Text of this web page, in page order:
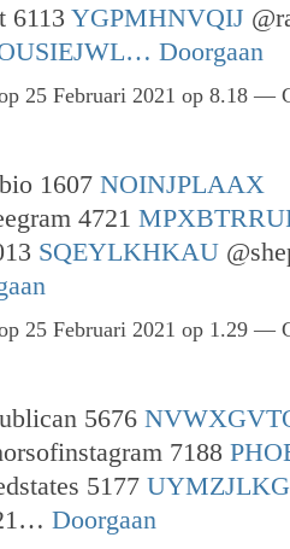
6113 YGPMHNVQIJ
Doorgaan
25 Februari 2021 op 8.18 —
1607 NOINJPLAAX
4721
SQEYLKHKAU
25 Februari 2021 op 1.29 —
5676
7188
5177
Doorgaan